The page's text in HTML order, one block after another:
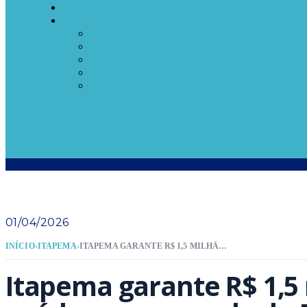
01/04/2026
INÍCIO›ITAPEMA› ITAPEMA GARANTE R$ 1,5 MILHÃO PARA A SAÚDE COM EMENDA DO DEPUTADO FEDERAL ISMAEL DOS SANTOS
Itapema garante R$